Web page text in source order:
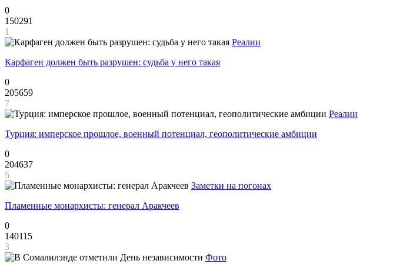
0
150291
1
Реалии
Карфаген должен быть разрушен: судьба у него такая
0
205659
7
Реалии
Турция: имперское прошлое, военный потенциал, геополитические амбиции
0
204637
5
Заметки на погонах
Пламенные монархисты: генерал Аракчеев
0
140115
3
Фото